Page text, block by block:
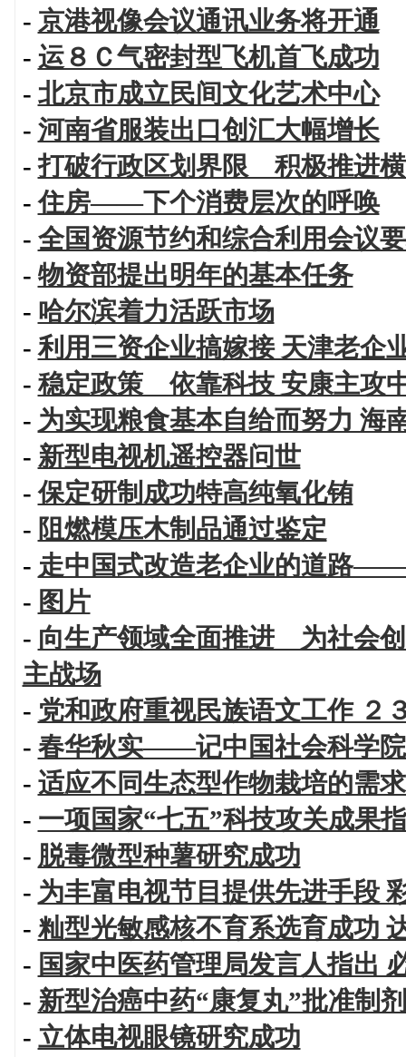
- 京港视像会议通讯业务将开通
- 运８Ｃ气密封型飞机首飞成功
- 北京市成立民间文化艺术中心
- 河南省服装出口创汇大幅增长
-打破行政区划界限 积极推进
-住房——下个消费层次的呼唤
- 全国资源节约和综合利用会议
- 物资部提出明年的基本任务
- 哈尔滨着力活跃市场
-利用三资企业搞嫁接 天津老企
- 稳定政策 依靠科技 安康主攻
- 为实现粮食基本自给而努力 海
- 新型电视机遥控器问世
-保定研制成功特高纯氧化铕
- 阻燃模压木制品通过鉴定
- 走中国式改造老企业的道路
- 图片
- 向生产领域全面推进 为社会
主战场
- 党和政府重视民族语文工作 ２
- 春华秋实——记中国社会科学
- 适应不同生态型作物栽培的需
- 一项国家“七五”科技攻关成果
- 脱毒微型种薯研究成功
- 为丰富电视节目提供先进手段
- 籼型光敏感核不育系选育成功
- 国家中医药管理局发言人指出
- 新型治癌中药“康复丸”批准制
- 立体电视眼镜研究成功